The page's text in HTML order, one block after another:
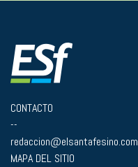
CONTACTO
--
redaccion@elsantafesino.com
MAPA DEL SITIO